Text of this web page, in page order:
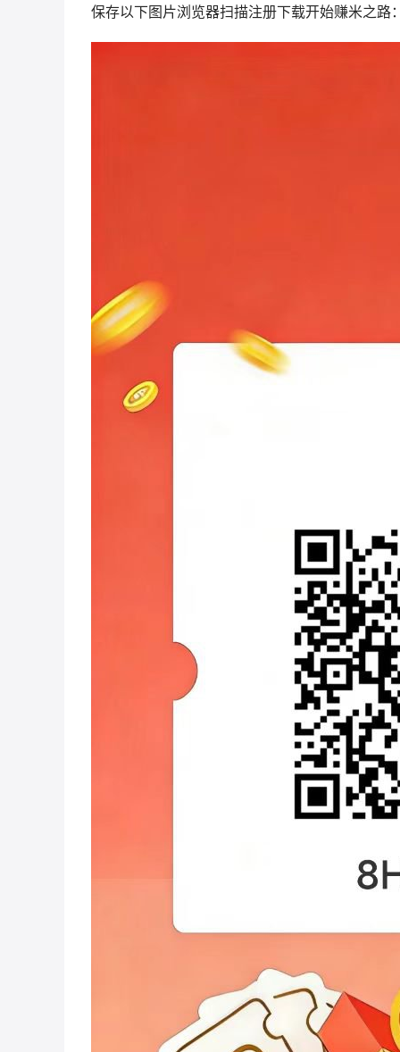
保存以下图片浏览器扫描注册下载开始赚米之路